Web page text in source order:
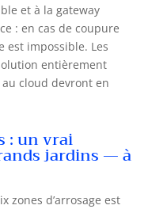
et à la gateway
: en cas de coupure
est impossible. Les
entièrement
cloud devront en
: un vrai
jardins — à
zones d’arrosage est